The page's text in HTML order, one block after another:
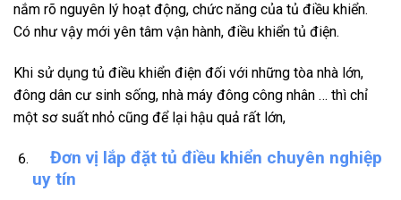
nắm rõ nguyên lý hoạt động, chức năng của tủ điều khiển.
Có như vậy mới yên tâm vận hành, điều khiển tủ điện.
Khi sử dụng tủ điều khiển điện đối với những tòa nhà lớn,
đông dân cư sinh sống, nhà máy đông công nhân … thì chỉ
một sơ suất nhỏ cũng để lại hậu quả rất lớn,
Đơn vị lắp đặt tủ điều khiển chuyên nghiệp
uy tín